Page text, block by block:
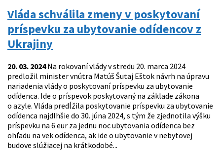
Vláda schválila zmeny v poskytovaní
príspevku za ubytovanie odídencov z
Ukrajiny
20. 03. 2024Na rokovaní vlády v stredu 20. marca 2024
predložil minister vnútra Matúš Šutaj Eštok návrh na úpravu
nariadenia vlády o poskytovaní príspevku za ubytovanie
odídenca. Ide o príspevok poskytovaný na základe zákona
o azyle. Vláda predĺžila poskytovanie príspevku za ubytovanie
odídenca najdlhšie do 30. júna 2024, s tým že zjednotila výšku
príspevku na 6 eur za jednu noc ubytovania odídenca bez
ohľadu na vek odídenca, ak ide o ubytovanie v nebytovej
budove slúžiacej na krátkodobé...